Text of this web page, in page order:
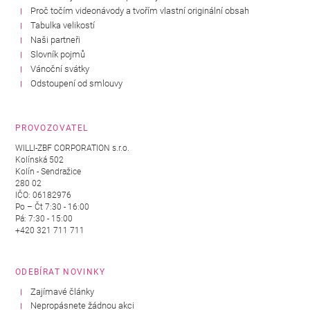
Proč točím videonávody a tvořím vlastní originální obsah
Tabulka velikostí
Naši partneři
Slovník pojmů
Vánoční svátky
Odstoupení od smlouvy
PROVOZOVATEL
WILLI-ZBF CORPORATION s.r.o.
Kolínská 502
Kolín - Sendražice
280 02
IČO: 06182976
Po – Čt 7:30 - 16:00
Pá: 7:30 - 15:00
+420 321 711 711
ODEBÍRAT NOVINKY
Zajímavé články
Nepropásnete žádnou akci